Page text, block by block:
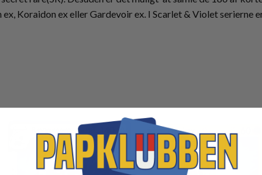
Koraidon ex eller Gardevoir ex. I Scarlet & Violet serierne